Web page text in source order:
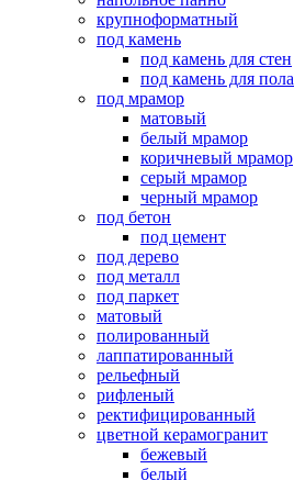
крупноформатный
под камень
под камень для стен
под камень для пола
под мрамор
матовый
белый мрамор
коричневый мрамор
серый мрамор
черный мрамор
под бетон
под цемент
под дерево
под металл
под паркет
матовый
полированный
лаппатированный
рельефный
рифленый
ректифицированный
цветной керамогранит
бежевый
белый